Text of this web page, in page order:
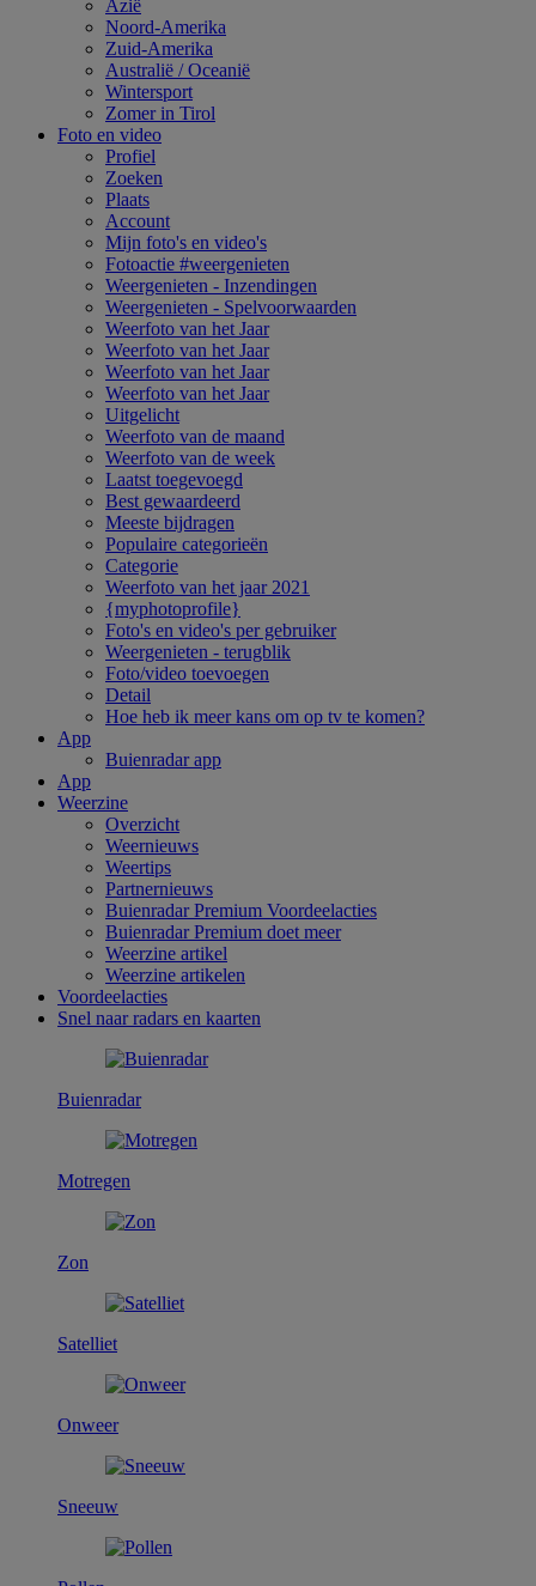
Azië
Noord-Amerika
Zuid-Amerika
Australië / Oceanië
Wintersport
Zomer in Tirol
Foto en video
Profiel
Zoeken
Plaats
Account
Mijn foto's en video's
Fotoactie #weergenieten
Weergenieten - Inzendingen
Weergenieten - Spelvoorwaarden
Weerfoto van het Jaar
Weerfoto van het Jaar
Weerfoto van het Jaar
Weerfoto van het Jaar
Uitgelicht
Weerfoto van de maand
Weerfoto van de week
Laatst toegevoegd
Best gewaardeerd
Meeste bijdragen
Populaire categorieën
Categorie
Weerfoto van het jaar 2021
{myphotoprofile}
Foto's en video's per gebruiker
Weergenieten - terugblik
Foto/video toevoegen
Detail
Hoe heb ik meer kans om op tv te komen?
App
Buienradar app
App
Weerzine
Overzicht
Weernieuws
Weertips
Partnernieuws
Buienradar Premium Voordeelacties
Buienradar Premium doet meer
Weerzine artikel
Weerzine artikelen
Voordeelacties
Snel naar radars en kaarten
Buienradar
Motregen
Zon
Satelliet
Onweer
Sneeuw